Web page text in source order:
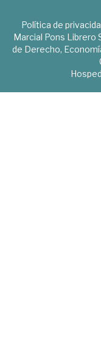
Política de
Marcial Pons Librero
de Derecho,